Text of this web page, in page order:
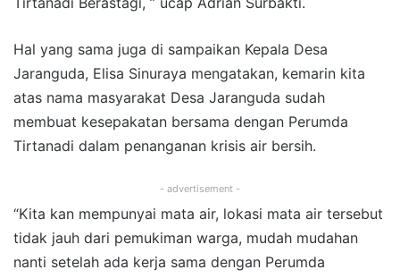
Hal yang sama juga di sampaikan Kepala Desa
Jaranguda, Elisa Sinuraya mengatakan, kemarin kita
atas nama masyarakat Desa Jaranguda sudah
membuat kesepakatan bersama dengan Perumda
Tirtanadi dalam penanganan krisis air bersih.
- advertisement -
“Kita kan mempunyai mata air, lokasi mata air tersebut
tidak jauh dari pemukiman warga, mudah mudahan
nanti setelah ada kerja sama dengan Perumda